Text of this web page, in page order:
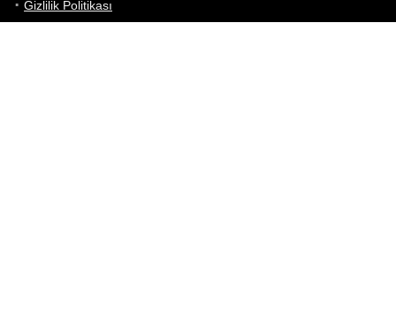
Gizlilik Politikası